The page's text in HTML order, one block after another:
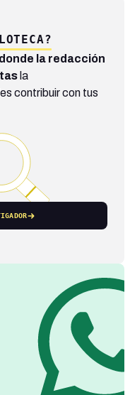
donde la redacción
la
contribuir con tus